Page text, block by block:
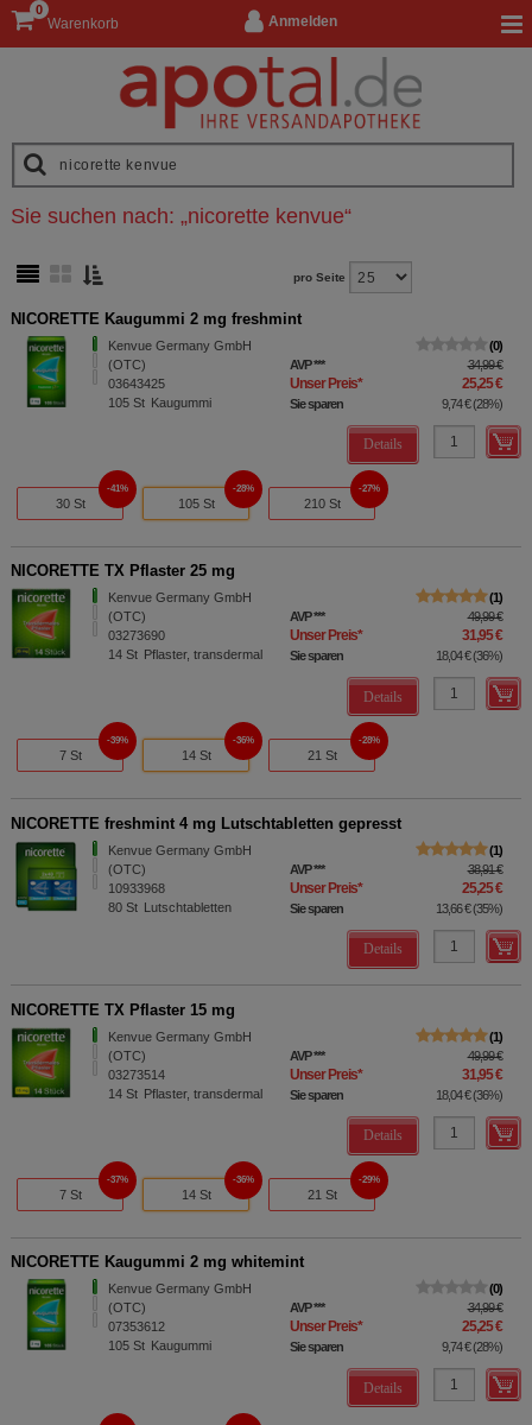
Anmelden
Warenkorb
0
Sie suchen nach: „nicorette kenvue“
pro Seite
NICORETTE Kaugummi 2 mg freshmint
Kenvue Germany GmbH
(OTC)
03643425
105 St Kaugummi
0
AVP*** 34,99 €
Unser Preis* 25,25 €
Sie sparen 9,74 €(28%)
Details
30 St
41%
105 St
28%
210 St
27%
NICORETTE TX Pflaster 25 mg
Kenvue Germany GmbH
(OTC)
03273690
14 St Pflaster, transdermal
1
AVP*** 49,99 €
Unser Preis* 31,95 €
Sie sparen 18,04 €(36%)
Details
7 St
39%
14 St
36%
21 St
28%
NICORETTE freshmint 4 mg Lutschtabletten gepresst
Kenvue Germany GmbH
(OTC)
10933968
80 St Lutschtabletten
1
AVP*** 38,91 €
Unser Preis* 25,25 €
Sie sparen 13,66 €(35%)
Details
NICORETTE TX Pflaster 15 mg
Kenvue Germany GmbH
(OTC)
03273514
14 St Pflaster, transdermal
1
AVP*** 49,99 €
Unser Preis* 31,95 €
Sie sparen 18,04 €(36%)
Details
7 St
37%
14 St
36%
21 St
29%
NICORETTE Kaugummi 2 mg whitemint
Kenvue Germany GmbH
(OTC)
07353612
105 St Kaugummi
0
AVP*** 34,99 €
Unser Preis* 25,25 €
Sie sparen 9,74 €(28%)
Details